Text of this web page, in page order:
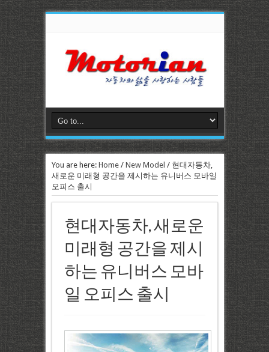
You are here: Home/ New Model / 현대자동차,
새로운 미래형 공간을 제시하는 유니버스 모바일
오피스 출시
현대자동차, 새로운
미래형 공간을 제시
하는 유니버스 모바
일 오피스 출시